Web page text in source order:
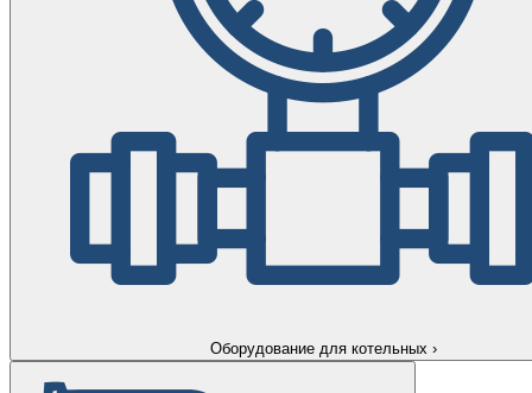
Оборудование для котельных ›